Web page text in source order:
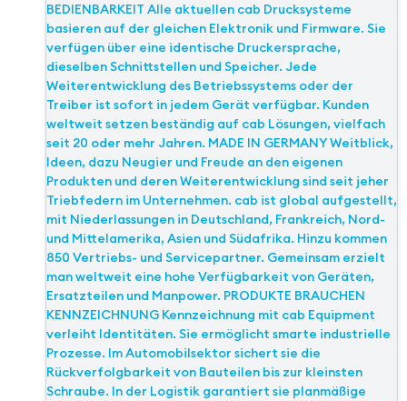
BEDIENBARKEIT Alle aktuellen cab Drucksysteme
basieren auf der gleichen Elektronik und Firmware. Sie
verfügen über eine identische Druckersprache,
dieselben Schnittstellen und Speicher. Jede
Weiterentwicklung des Betriebssystems oder der
Treiber ist sofort in jedem Gerät verfügbar. Kunden
weltweit setzen beständig auf cab Lösungen, vielfach
seit 20 oder mehr Jahren. MADE IN GERMANY Weitblick,
Ideen, dazu Neugier und Freude an den eigenen
Produkten und deren Weiterentwicklung sind seit jeher
Triebfedern im Unternehmen. cab ist global aufgestellt,
mit Niederlassungen in Deutschland, Frankreich, Nord-
und Mittelamerika, Asien und Südafrika. Hinzu kommen
850 Vertriebs- und Servicepartner. Gemeinsam erzielt
man weltweit eine hohe Verfügbarkeit von Geräten,
Ersatzteilen und Manpower. PRODUKTE BRAUCHEN
KENNZEICHNUNG Kennzeichnung mit cab Equipment
verleiht Identitäten. Sie ermöglicht smarte industrielle
Prozesse. Im Automobilsektor sichert sie die
Rückverfolgbarkeit von Bauteilen bis zur kleinsten
Schraube. In der Logistik garantiert sie planmäßige